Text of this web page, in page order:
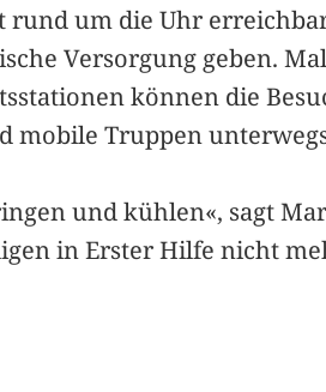
rund um die Uhr
Versorgung geben.
können die
mobile Truppen
und kühlen«, sagt
in Erster Hilfe nicht